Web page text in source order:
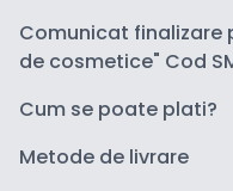
Comunicat finalizare
de cosmetice" Cod
Cum se poate plati?
Metode de livrare